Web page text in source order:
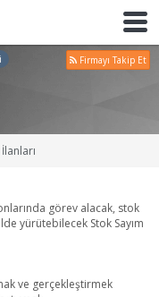
Firmayı Takip Et
görev alacak, stok
yürütebilecek Stok Sayım
ve gerçekleştirmek